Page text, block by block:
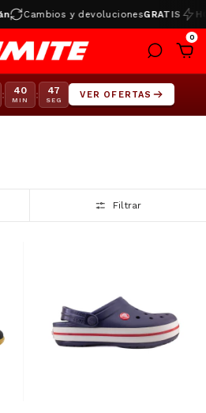
Cambios y devolucionesGRATIS HOT
0
: 40
MIN : 46
SEG
VER OFERTAS
Filtrar